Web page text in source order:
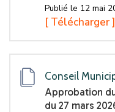
Publié le 12 mai
[ Télécharger ]
Conseil
Approbation
du 27 mars